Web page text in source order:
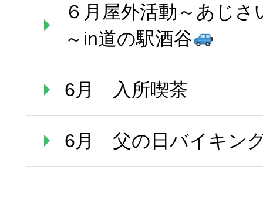
６月屋外活動～あじ
～in道の駅酒谷
6月 入所喫茶
6月 父の日バイキン